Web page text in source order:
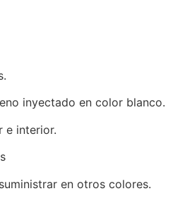
inyectado en color blanco.
e interior.
en otros colores.